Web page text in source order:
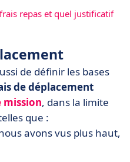
repas et quel justificatif
de définir les bases
de déplacement
mission, dans la limite
que :
avons vus plus haut,